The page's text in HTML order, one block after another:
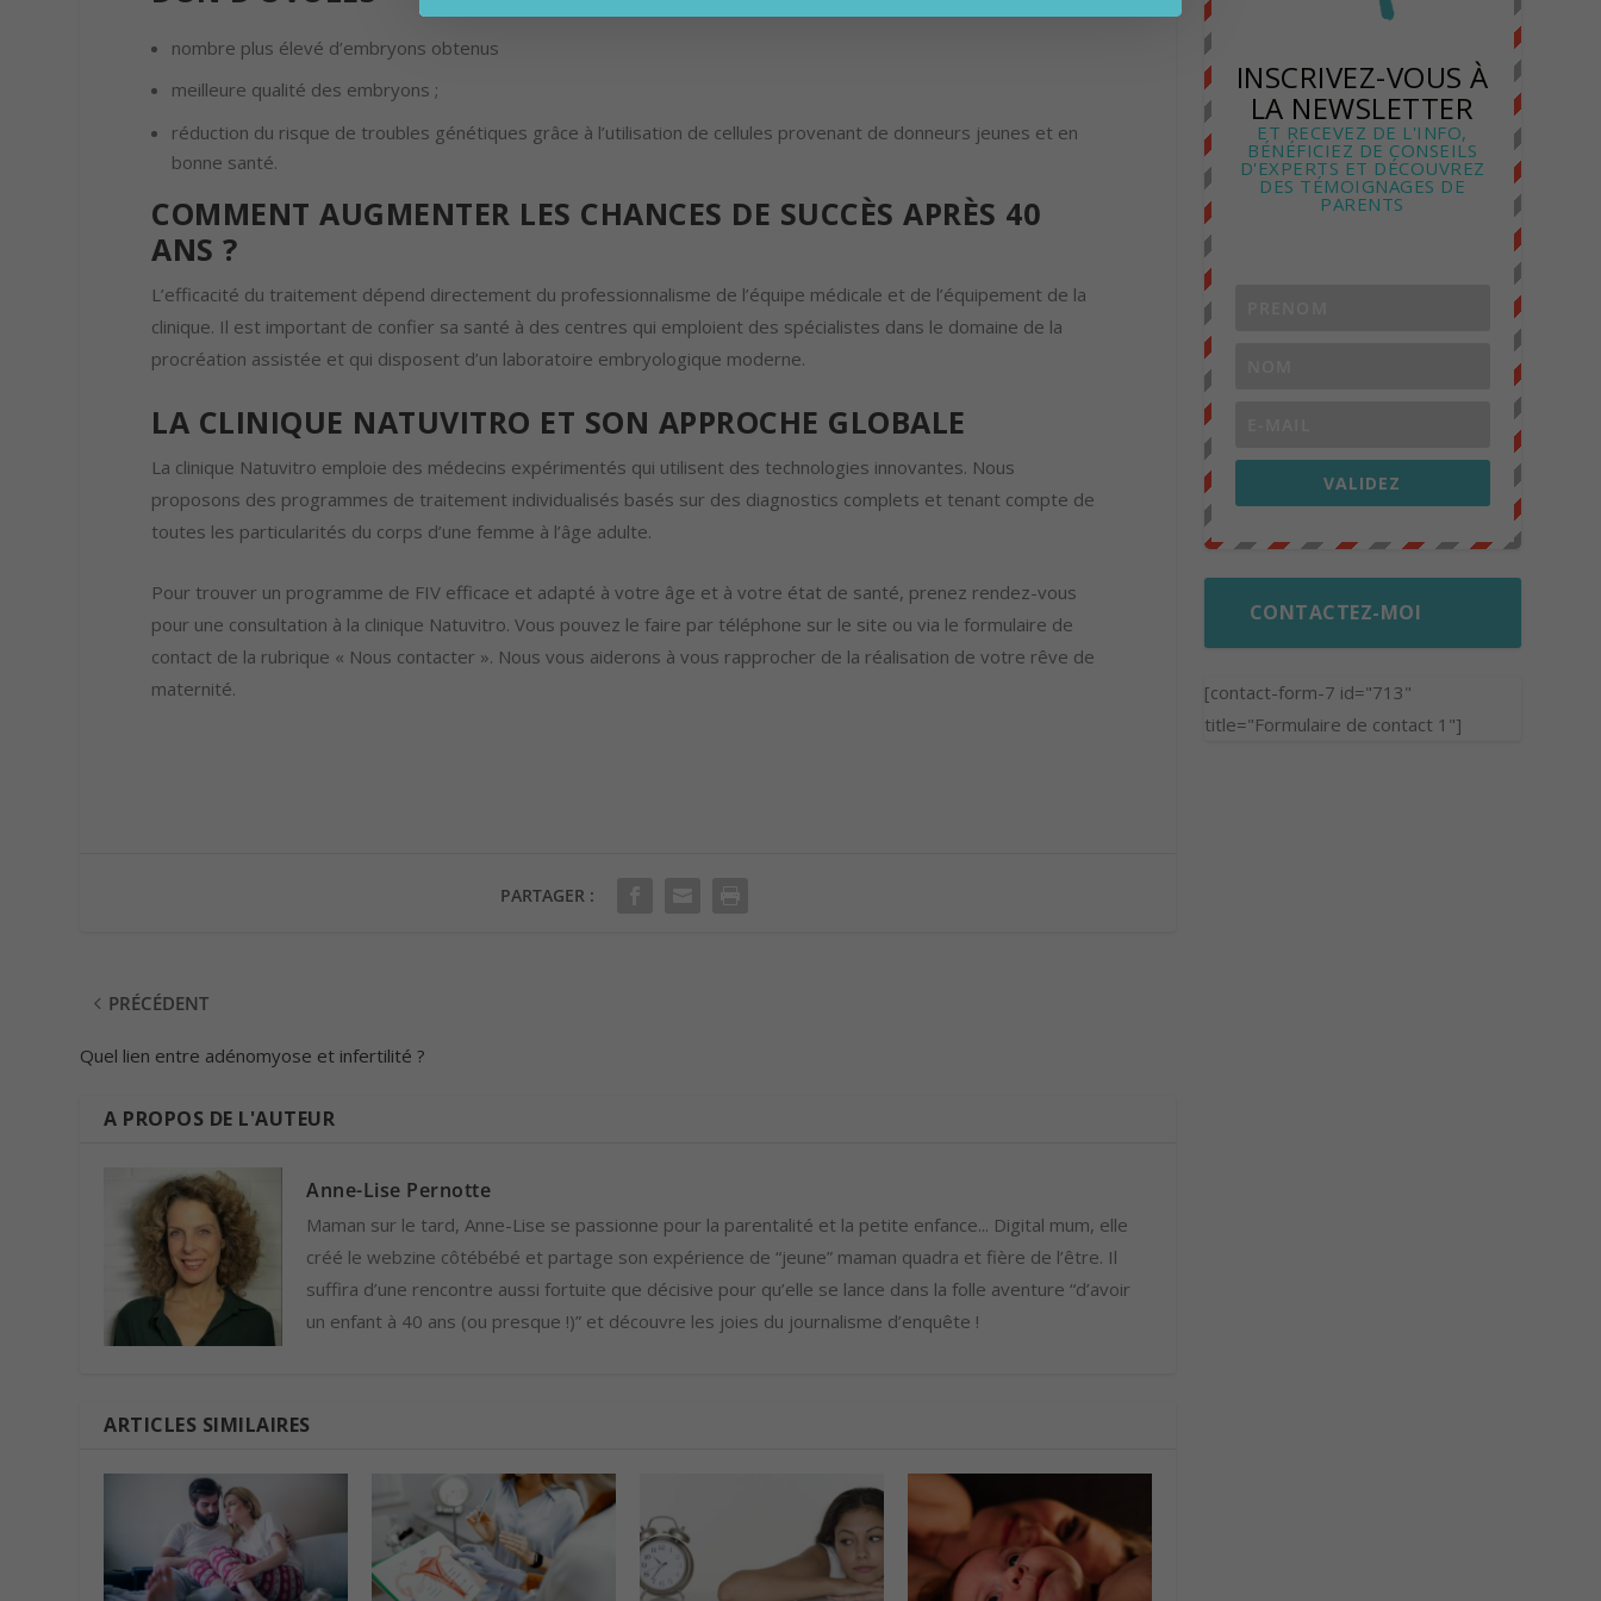
nombre plus élevé d’embryons obtenus
meilleure qualité des embryons ;
réduction du risque de troubles génétiques grâce à l’utilisation de cellules provenant de donneurs jeunes et en
bonne santé.
COMMENT AUGMENTER LES CHANCES DE SUCCÈS APRÈS 40
ANS ?
L’efficacité du traitement dépend directement du professionnalisme de l’équipe médicale et de l’équipement de la
clinique. Il est important de confier sa santé à des centres qui emploient des spécialistes dans le domaine de la
procréation assistée et qui disposent d’un laboratoire embryologique moderne.
LA CLINIQUE NATUVITRO ET SON APPROCHE GLOBALE
La clinique Natuvitro emploie des médecins expérimentés qui utilisent des technologies innovantes. Nous
proposons des programmes de traitement individualisés basés sur des diagnostics complets et tenant compte de
toutes les particularités du corps d’une femme à l’âge adulte.
Pour trouver un programme de FIV efficace et adapté à votre âge et à votre état de santé, prenez rendez-vous
pour une consultation à la clinique Natuvitro. Vous pouvez le faire par téléphone sur le site ou via le formulaire de
contact de la rubrique « Nous contacter ». Nous vous aiderons à vous rapprocher de la réalisation de votre rêve de
maternité.
PARTAGER :
PRÉCÉDENT
Quel lien entre adénomyose et infertilité ?
A PROPOS DE L'AUTEUR
Anne-Lise Pernotte
Maman sur le tard, Anne-Lise se passionne pour la parentalité et la petite enfance... Digital mum, elle
créé le webzine côtébébé et partage son expérience de “jeune” maman quadra et fière de l’être. Il
suffira d’une rencontre aussi fortuite que décisive pour qu’elle se lance dans la folle aventure “d’avoir
un enfant à 40 ans (ou presque !)” et découvre les joies du journalisme d’enquête !
ARTICLES SIMILAIRES
INSCRIVEZ-VOUS À
LA NEWSLETTER
ET RECEVEZ DE L'INFO,
BÉNÉFICIEZ DE CONSEILS
D'EXPERTS ET DÉCOUVREZ
DES TÉMOIGNAGES DE
PARENTS
VALIDEZ
CONTACTEZ-MOI
[contact-form-7 id="713"
title="Formulaire de contact 1"]